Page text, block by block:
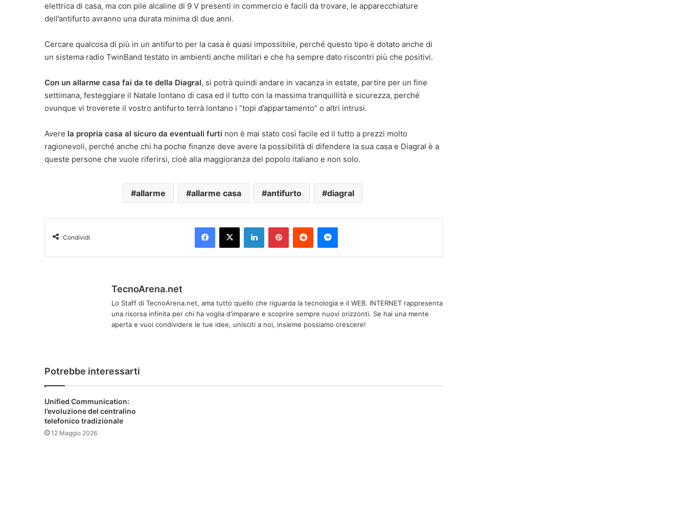
elettrica di casa, ma con pile alcaline di 9 V presenti in commercio e facili da trovare, le apparecchiature
dell’antifurto avranno una durata minima di due anni.
Cercare qualcosa di più in un antifurto per la casa è quasi impossibile, perché questo tipo è dotato anche di
un sistema radio TwinBand testato in ambienti anche militari e che ha sempre dato riscontri più che positivi.
Con un allarme casa fai da te della Diagral, si potrà quindi andare in vacanza in estate, partire per un fine
settimana, festeggiare il Natale lontano di casa ed il tutto con la massima tranquillità e sicurezza, perché
ovunque vi troverete il vostro antifurto terrà lontano i “topi d’appartamento” o altri intrusi.
Avere la propria casa al sicuro da eventuali furti non è mai stato così facile ed il tutto a prezzi molto
ragionevoli, perché anche chi ha poche finanze deve avere la possibilità di difendere la sua casa e Diagral è a
queste persone che vuole riferirsi, cioè alla maggioranza del popolo italiano e non solo.
allarme allarme casa antifurto diagral
Condividi
TecnoArena.net
Lo Staff di TecnoArena.net, ama tutto quello che riguarda la tecnologia e il WEB. INTERNET rappresenta
una risorsa infinita per chi ha voglia d'imparare e scoprire sempre nuovi orizzonti. Se hai una mente
aperta e vuoi condividere le tue idee, unisciti a noi, insieme possiamo crescere!
Potrebbe interessarti
Unified Communication:
l’evoluzione del centralino
telefonico tradizionale
12 Maggio 2026